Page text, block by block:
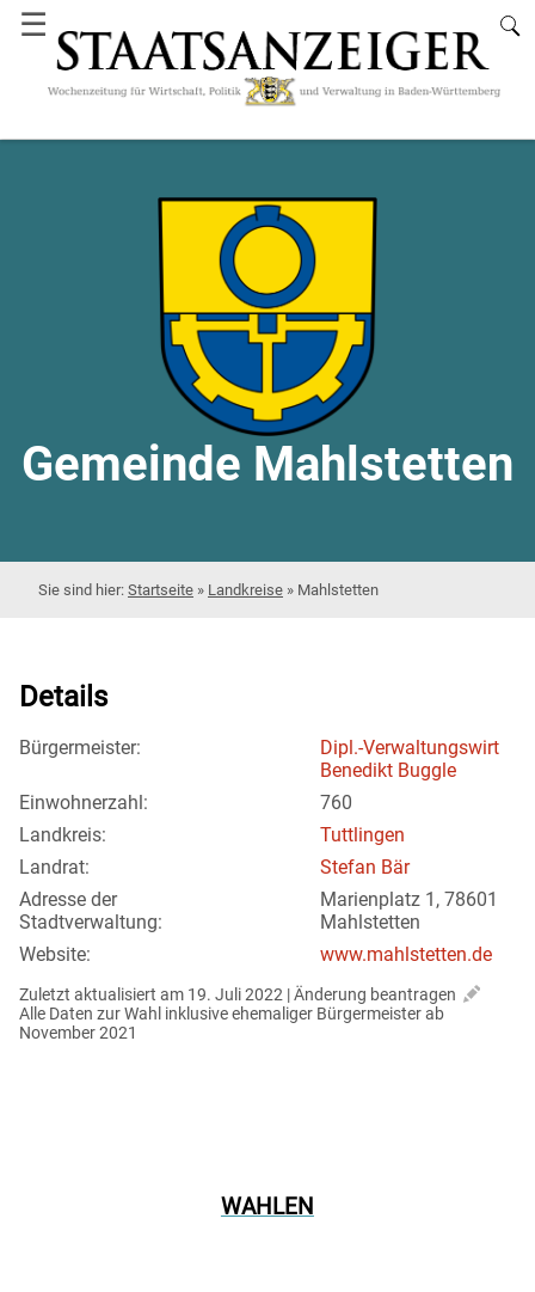
☰
Gemeinde Mahlstetten
Startseite » Landkreise » Mahlstetten
Details
Bürgermeister:
Dipl.-Verwaltungswirt
Benedikt Buggle
Einwohnerzahl:
760
Landkreis:
Tuttlingen
Landrat:
Stefan Bär
Adresse der
Stadtverwaltung:
Marienplatz 1, 78601
Mahlstetten
Website:
www.mahlstetten.de
Zuletzt aktualisiert am 19. Juli 2022 | Änderung beantragen
Alle Daten zur Wahl inklusive ehemaliger Bürgermeister ab
November 2021
WAHLEN